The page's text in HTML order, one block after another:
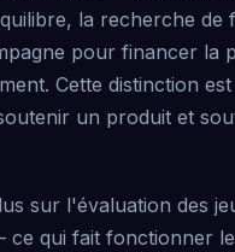
la recherche de
pour financer la
Cette distinction est
un produit et
sur l'évaluation des
ce qui fait fonctionner